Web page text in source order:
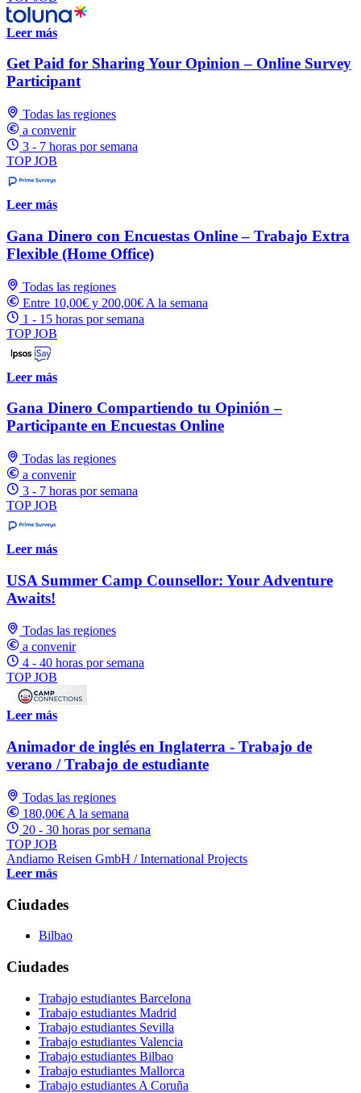
Leer más
Get Paid for Sharing Your Opinion – Online Survey
Participant
Todas las regiones
a convenir
3 - 7 horas por semana
TOP JOB
Leer más
Gana Dinero con Encuestas Online – Trabajo Extra
Flexible (Home Office)
Todas las regiones
Entre 10,00€ y 200,00€ A la semana
1 - 15 horas por semana
TOP JOB
Leer más
Gana Dinero Compartiendo tu Opinión –
Participante en Encuestas Online
Todas las regiones
a convenir
3 - 7 horas por semana
TOP JOB
Leer más
USA Summer Camp Counsellor: Your Adventure
Awaits!
Todas las regiones
a convenir
4 - 40 horas por semana
TOP JOB
Leer más
Animador de inglés en Inglaterra - Trabajo de
verano / Trabajo de estudiante
Todas las regiones
180,00€ A la semana
20 - 30 horas por semana
TOP JOB
Andiamo Reisen GmbH / International Projects
Leer más
Ciudades
Bilbao
Ciudades
Trabajo estudiantes Barcelona
Trabajo estudiantes Madrid
Trabajo estudiantes Sevilla
Trabajo estudiantes Valencia
Trabajo estudiantes Bilbao
Trabajo estudiantes Mallorca
Trabajo estudiantes A Coruña